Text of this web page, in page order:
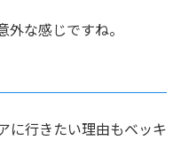
な感じですね。
に行きたい理由もベッキ